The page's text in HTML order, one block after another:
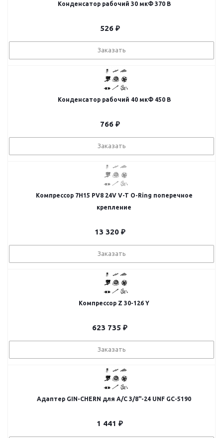
Конденсатор рабочий 30 мкФ 370 В
526₽
Заказать
Конденсатор рабочий 40 мкФ 450 В
766₽
Заказать
Компрессор 7H15 PV8 24V V-T O-Ring поперечное
крепление
13 320₽
Заказать
Компрессор Z 30-126 Y
623 735 ₽
Заказать
Адаптер GIN-CHERN для A/C 3/8"-24 UNF GC-5190
1 441 ₽